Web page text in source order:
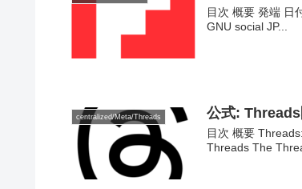
目次 概要 発端 日
GNU social JP...
centralized/Meta/Threads 公式:
目次 概要
Threads The